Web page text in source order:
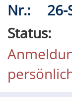
Nr.:
26-
Status: